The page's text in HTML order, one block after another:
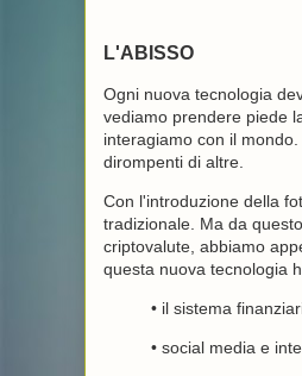
L'ABISSO
Ogni nuova tecnologia
vediamo prendere piede
interagiamo con il
dirompenti di altre.
Con l'introduzione della
tradizionale. Ma da
criptovalute, abbiamo
questa nuova tecnologia
• il sistema
• social media e